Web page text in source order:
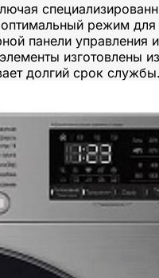
режим для
панели управления
изготовлены
долгий срок службы.